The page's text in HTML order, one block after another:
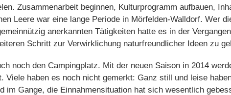
Zusammenarbeit beginnen, Kulturprogramm aufbauen,
Leere war eine lange Periode in Mörfelden-Walldorf. Wer
anerkannten Tätigkeiten hatte es in der
Schritt zur Verwirklichung naturfreundlicher Ideen zu
noch den Campingplatz. Mit der neuen Saison in 2014
Viele haben es noch nicht gemerkt: Ganz still und leise
im Gange, die Einnahmensituation hat sich wesentlich